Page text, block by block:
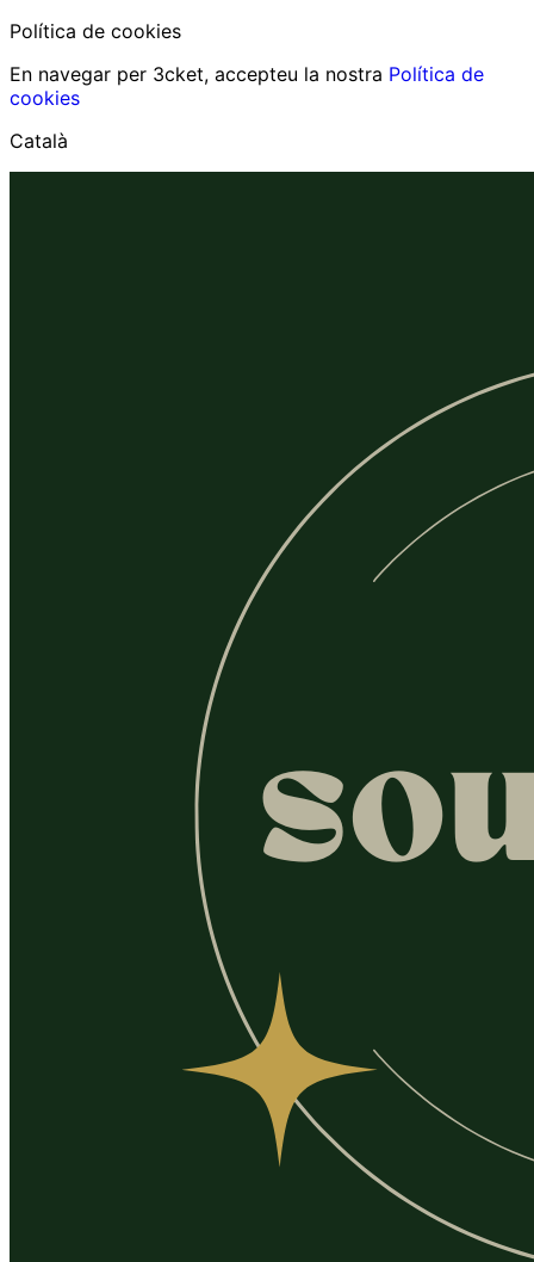
Política de cookies
En navegar per 3cket, accepteu la nostra Política de
cookies
Català